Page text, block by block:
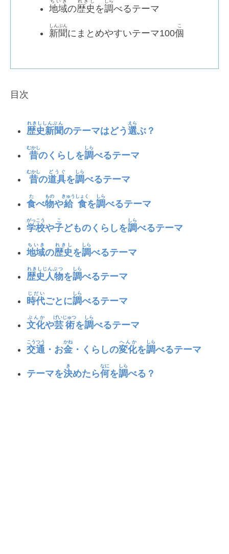
地域
ちいき
の歴史
れきし
を調
しら
べるテーマ
新聞
しんぶん
にまとめやすいテーマ100個
こ
目次
歴史新聞
れきししんぶん
のテーマはどう 選
えら
ぶ？
昔
むかし
のくらしを調
しら
べるテーマ
昔
むかし
の道具
どうぐ
を調
しら
べるテーマ
食
た
べ物
もの
や給食
きゅうしょく
を調
しら
べるテーマ
学校
がっこう
や子
こ
どものくらしを調
しら
べるテーマ
地域
ちいき
の歴史
れきし
を調
しら
べるテーマ
歴史人物
れきしじんぶつ
を調
しら
べるテーマ
時代
じだい
ごとに調
しら
べるテーマ
文化
ぶんか
や芸術
げいじゅつ
を調
しら
べるテーマ
交通
こうつう
・お金
かね
・くらしの変化
へんか
を調
しら
べるテーマ
テーマを決
き
めたら何
なに
を調
しら
べる？